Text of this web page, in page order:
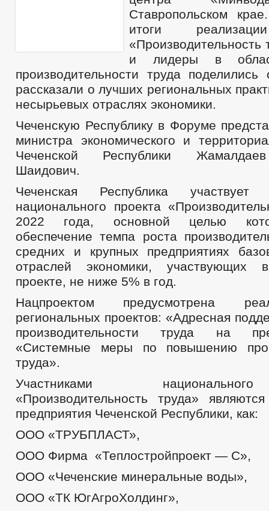
Ставропольском
итоги
«Производительность
и лидеры в
производительности труда
рассказали о лучших региональных
несырьевых отраслях экономики.
Чеченскую Республику в Форуме
министра экономического и
Чеченской Республики
Шаидович.
Чеченская Республика
национального проекта
2022 года, основной целью
обеспечение темпа роста
средних и крупных предприятиях
отраслей экономики, участвующих
проекте, не ниже 5% в год.
Нацпроектом предусмотрена
региональных проектов: «Адресная
производительности труда на
«Системные меры по повышению
труда».
Участниками
«Производительность труда»
предприятия Чеченской Республики, как:
ООО «ТРУБПЛАСТ»,
ООО Фирма «Теплостройпроект — С»,
ООО «Чеченские минеральные воды»,
ООО «ТК ЮгАгроХолдинг»,